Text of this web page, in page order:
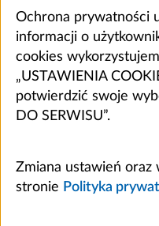
Ochrona prywatności
informacji o
cookies
„USTAWIENIA
potwierdzić swoje
DO SERWISU”.
Zmiana ustawień oraz
stronie Polityka